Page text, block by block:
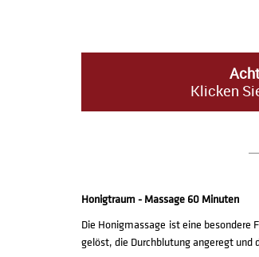
Klicken
Honigtraum - Massage 60 Minuten
Die Honigmassage ist eine
gelöst, die Durchblutung angeregt und